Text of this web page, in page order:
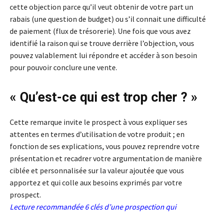
cette objection parce qu’il veut obtenir de votre part un
rabais (une question de budget) ou s’il connait une difficulté
de paiement (flux de trésorerie). Une fois que vous avez
identifié la raison qui se trouve derrière l’objection, vous
pouvez valablement lui répondre et accéder à son besoin
pour pouvoir conclure une vente.
« Qu’est-ce qui est trop cher ? »
Cette remarque invite le prospect à vous expliquer ses
attentes en termes d’utilisation de votre produit ; en
fonction de ses explications, vous pouvez reprendre votre
présentation et recadrer votre argumentation de manière
ciblée et personnalisée sur la valeur ajoutée que vous
apportez et qui colle aux besoins exprimés par votre
prospect.
Lecture recommandée6 clés d’une prospection qui